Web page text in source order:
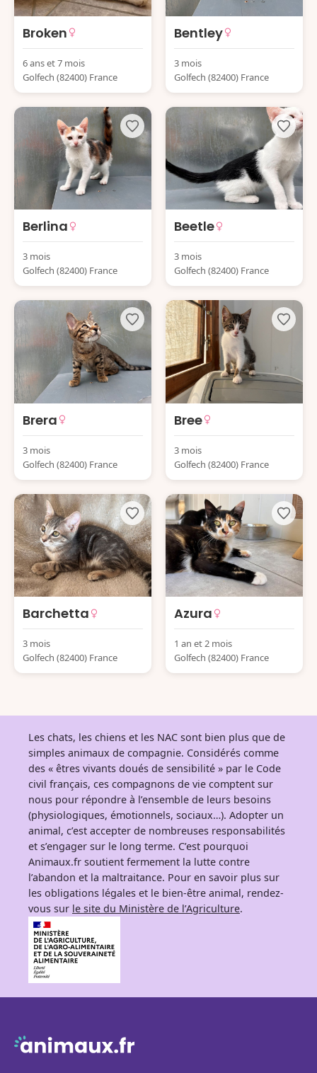
Broken
6 ans et 7 mois
Golfech (82400) France
Bentley
3 mois
Golfech (82400) France
Berlina
3 mois
Golfech (82400) France
Beetle
3 mois
Golfech (82400) France
Brera
3 mois
Golfech (82400) France
Bree
3 mois
Golfech (82400) France
Barchetta
3 mois
Golfech (82400) France
Azura
1 an et 2 mois
Golfech (82400) France
Les chats, les chiens et les NAC sont bien plus que de
simples animaux de compagnie. Considérés comme
des « êtres vivants doués de sensibilité » par le Code
civil français, ces compagnons de vie comptent sur
nous pour répondre à l’ensemble de leurs besoins
(physiologiques, émotionnels, sociaux…). Adopter un
animal, c’est accepter de nombreuses responsabilités
et s’engager sur le long terme. C’est pourquoi
Animaux.fr soutient fermement la lutte contre
l’abandon et la maltraitance. Pour en savoir plus sur
les obligations légales et le bien-être animal, rendez-
vous sur le site du Ministère de l’Agriculture.